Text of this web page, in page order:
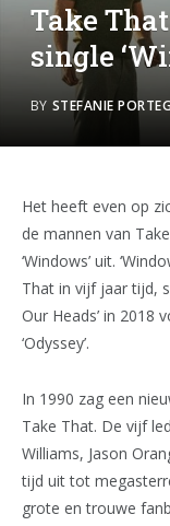
Take
single
BY STEFANIE
Het heeft even op
de mannen van
‘Windows’ uit.
That in vijf jaar tijd,
Our Heads’ in 2018
‘Odyssey’.
In 1990 zag een
Take That. De vijf
Williams, Jason
tijd uit tot
grote en trouwe